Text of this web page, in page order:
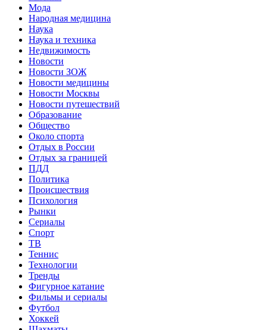
Мода
Народная медицина
Наука
Наука и техника
Недвижимость
Новости
Новости ЗОЖ
Новости медицины
Новости Москвы
Новости путешествий
Образование
Общество
Около спорта
Отдых в России
Отдых за границей
ПДД
Политика
Происшествия
Психология
Рынки
Сериалы
Спорт
ТВ
Теннис
Технологии
Тренды
Фигурное катание
Фильмы и сериалы
Футбол
Хоккей